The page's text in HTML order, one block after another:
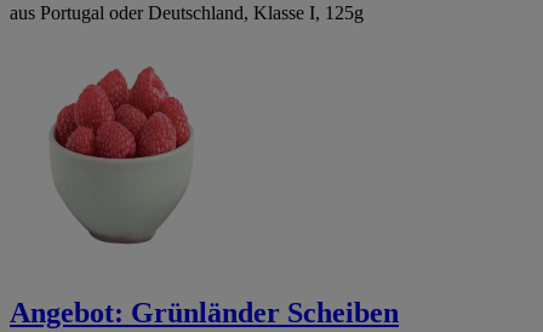
aus Portugal oder Deutschland, Klasse I, 125g
Angebot: Grünländer Scheiben